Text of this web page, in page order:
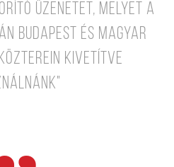
üzenetet, melyet a
Budapest és magyar
kivetítve